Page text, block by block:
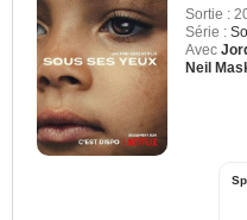
Sortie :
Série :
Avec
Neil